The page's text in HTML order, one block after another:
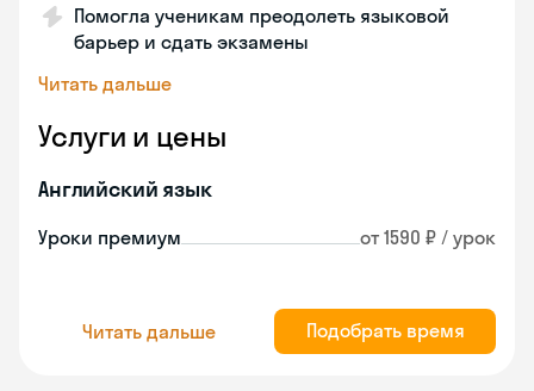
Помогла ученикам преодолеть языковой
барьер и сдать экзамены
Читать дальше
Услуги и цены
Английский язык
Уроки премиум от 1590 ₽ / урок
Читать дальше Подобрать время